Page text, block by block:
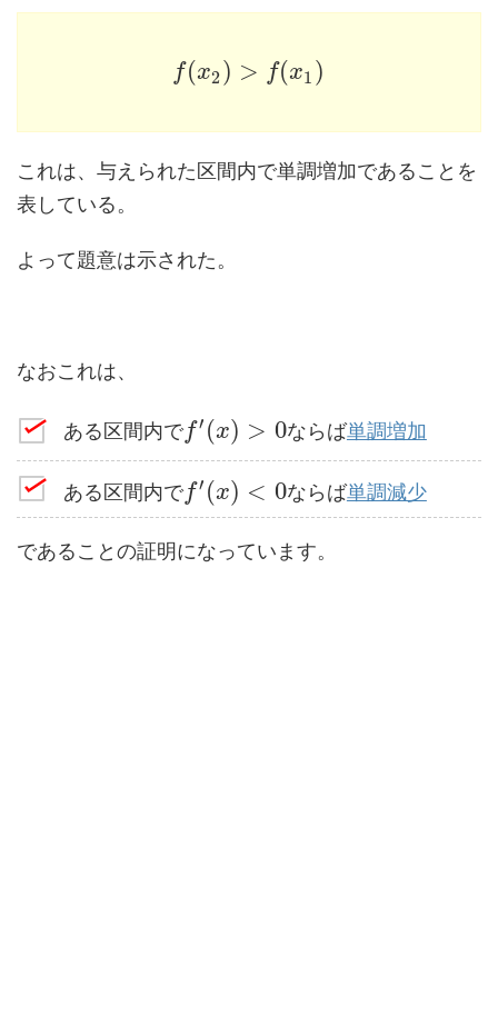
f(x2 ) > f(x1 )
これは、与えられた区間内で単調増加であることを
表している。
よって題意は示された。
なおこれは、
ある区間内でf′ (x) > 0ならば単調増加
ある区間内でf′ (x) < 0ならば単調減少
であることの証明になっています。